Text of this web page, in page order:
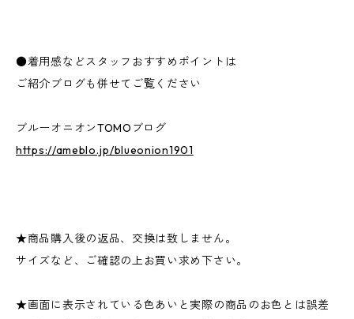
●着用感などスタッフおすすめポイントは
ご紹介ブログも併せてご覧ください
ブルーオニオンTOMOブログ
https://ameblo.jp/blueonion1901
★商品購入後の返品、交換は致しません。
サイズなど、ご確認の上お買い求め下さい。
★画面に表示されている色あいと実際の商品のお色とは誤差